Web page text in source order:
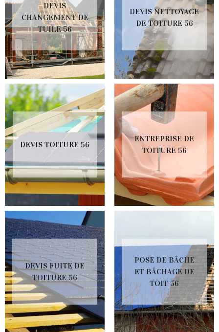
DEVIS
CHANGEMENT DE
TUILE 56
DEVIS NETTOYAGE
DE TOITURE 56
DEVIS TOITURE 56
ENTREPRISE DE
TOITURE 56
DEVIS FUITE DE
TOITURE 56
POSE DE BÂCHE
ET BÂCHAGE DE
TOIT 56